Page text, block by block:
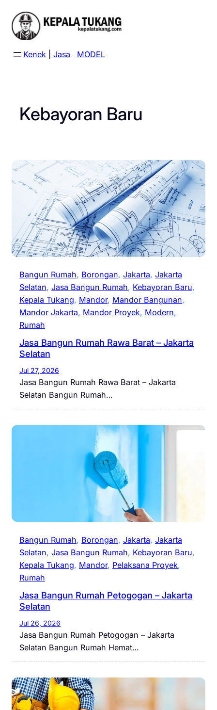
content
Kenek Jasa MODEL
Kebayoran Baru
Bangun Rumah, Borongan, Jakarta, Jakarta
Selatan, Jasa Bangun Rumah, Kebayoran Baru
Kepala Tukang, Mandor, Mandor Bangunan
Mandor Jakarta, Mandor Proyek, Modern
Rumah
Jasa Bangun Rumah Rawa Barat – Jakarta
Selatan
Jul 27, 2026
Jasa Bangun Rumah Rawa Barat – Jakarta
Selatan Bangun Rumah…
Bangun Rumah, Borongan, Jakarta, Jakarta
Selatan, Jasa Bangun Rumah, Kebayoran Baru
Kepala Tukang, Mandor, Pelaksana Proyek
Rumah
Jasa Bangun Rumah Petogogan – Jakarta
Selatan
Jul 26, 2026
Jasa Bangun Rumah Petogogan – Jakarta
Selatan Bangun Rumah Hemat…